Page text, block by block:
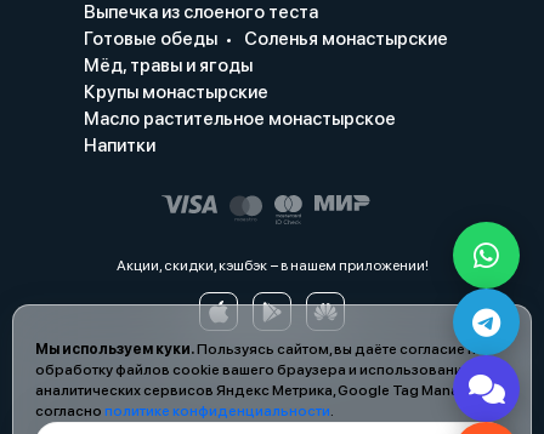
Мы используем куки.Пользуясь сайтом, вы даёте согласие на
обработку файлов cookie вашего браузера и использование
аналитических сервисов Яндекс Метрика, Google Tag Manager
согласно политике конфиденциальности.
Выпечка из слоеного теста
Готовые обеды
Соленья монастырские
Мёд, травы и ягоды
Крупы монастырские
Масло растительное монастырское
Напитки
Акции, скидки, кэшбэк − в нашем приложении!